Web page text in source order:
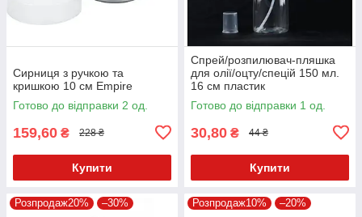
Сирниця з ручкою та
кришкою 10 см Empire
Готово до відправки 2 од.
159,60 ₴ 228 ₴
Купити
Спрей/розпилювач-пляшка
для олії/оцту/спецій 150 мл.
16 см пластик
Готово до відправки 1 од.
30,80 ₴ 44 ₴
Купити
Розпродаж20% –30% Розпродаж10% –20%